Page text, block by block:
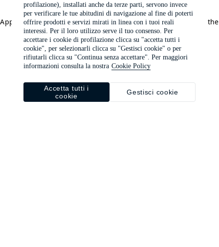
Application error: a client-side exception has occurred (see the
browser console for more information).
profilazione), installati anche da terze parti, servono invece
per verificare le tue abitudini di navigazione al fine di poterti
offrire prodotti e servizi mirati in linea con i tuoi reali
interessi. Per il loro utilizzo serve il tuo consenso. Per
accettare i cookie di profilazione clicca su "accetta tutti i
cookie", per selezionarli clicca su "Gestisci cookie" o per
rifiutarli clicca su "Continua senza accettare". Per maggiori
informazioni consulta la nostra Cookie Policy
Gestisci cookie
Accetta tutti i
cookie